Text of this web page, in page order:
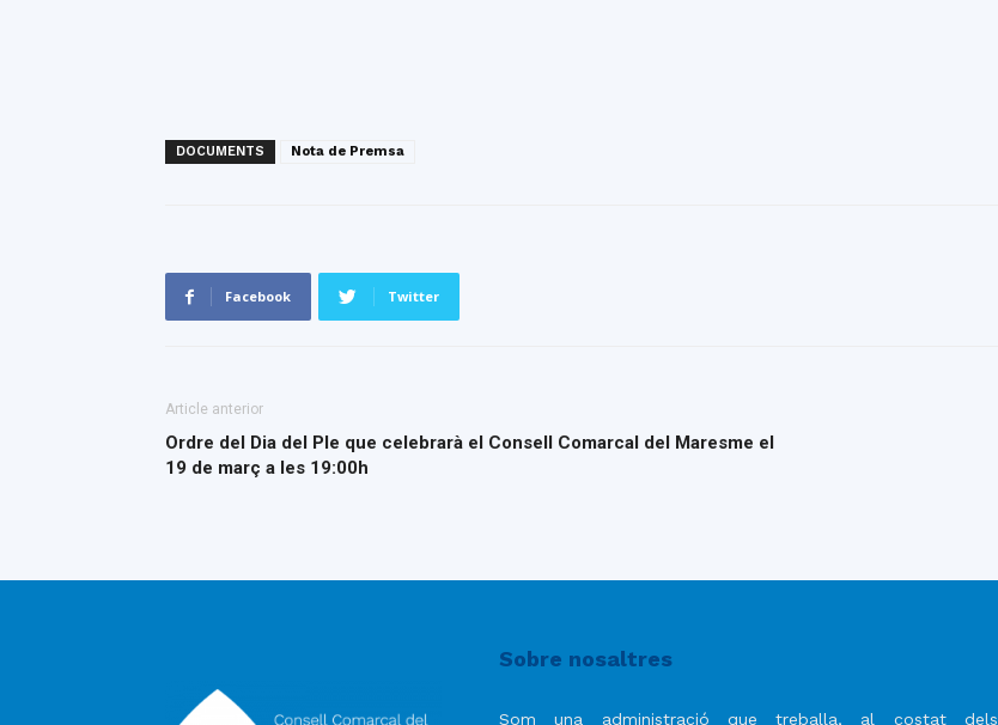
DOCUMENTS Nota de Premsa
Facebook Twitter
Article anterior
Ordre del Dia del Ple que celebrarà el Consell Comarcal del Maresme el
19 de març a les 19:00h
Sobre nosaltres
Som una administració que treballa, al costat dels